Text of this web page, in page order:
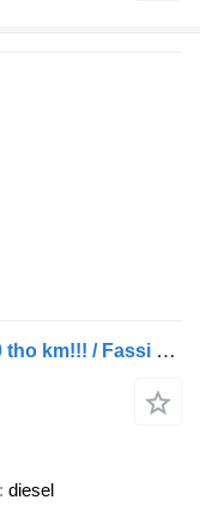
Mercedes-Benz Arocs 1827 4x2 / 70 tho km!!! / Fassi F135A.0.22 crane / remote
diesel